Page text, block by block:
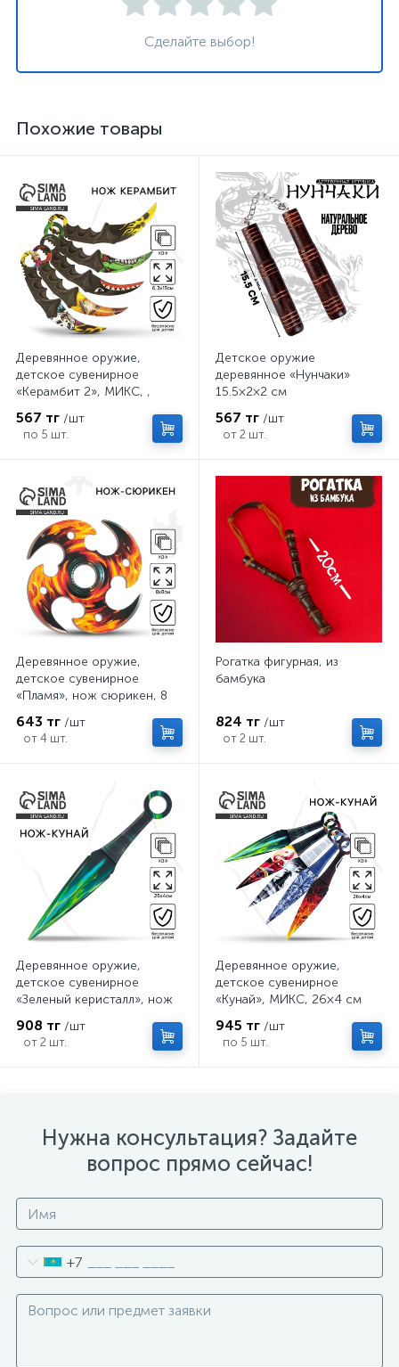
Сделайте выбор!
Похожие товары
Деревянное оружие,
детское сувенирное
«Керамбит 2», МИКС, ,
567 тг /шт
по 5 шт.
Детское оружие
деревянное «Нунчаки»
15.5×2×2 см
567 тг /шт
от 2 шт.
Деревянное оружие,
детское сувенирное
«Пламя», нож сюрикен, 8
643 тг /шт
от 4 шт.
Рогатка фигурная, из
бамбука
824 тг /шт
от 2 шт.
Деревянное оружие,
детское сувенирное
«Зеленый керисталл», нож
908 тг /шт
от 2 шт.
Деревянное оружие,
детское сувенирное
«Кунай», МИКС, 26×4 см
945 тг /шт
по 5 шт.
Нужна консультация? Задайте
вопрос прямо сейчас!
+7